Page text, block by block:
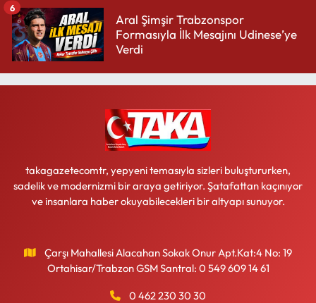
Aral Şimşir Trabzonspor
Formasıyla İlk Mesajını Udinese’ye
Verdi
6
takagazetecomtr, yepyeni temasıyla sizleri buluştururken,
sadelik ve modernizmi bir araya getiriyor. Şatafattan kaçınıyor
ve insanlara haber okuyabilecekleri bir altyapı sunuyor.
Çarşı Mahallesi Alacahan Sokak Onur Apt.Kat:4 No: 19
Ortahisar/Trabzon GSM Santral: 0 549 609 14 61
0 462 230 30 30